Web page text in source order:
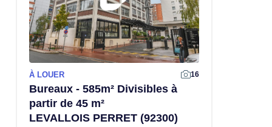
Offre Exclusive
À LOUER 16
Bureaux - 585m² Divisibles à
partir de 45 m²
LEVALLOIS PERRET (92300)